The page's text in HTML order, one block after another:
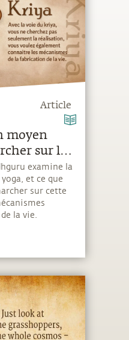
Article
moyen
sur le
examine la
et ce que
sur cette
la vie.